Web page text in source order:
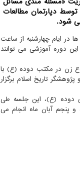
دپارتمان مطالعات
شود.
در ایام چهارشنبه از ساعت
این دوره آموزشی می توانند
زن در مکتب دوده (ع) با
تاریخ اسلام برگزار
دوده (ع)، این جلسه طی
تاریخ های ۱۴، ۲۱ و ۲۸ مهرماه و پنجم آبان ماه انجام می